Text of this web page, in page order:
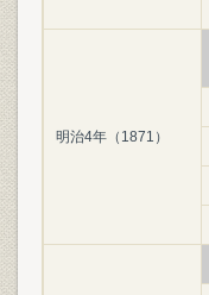
明治4年（1871）